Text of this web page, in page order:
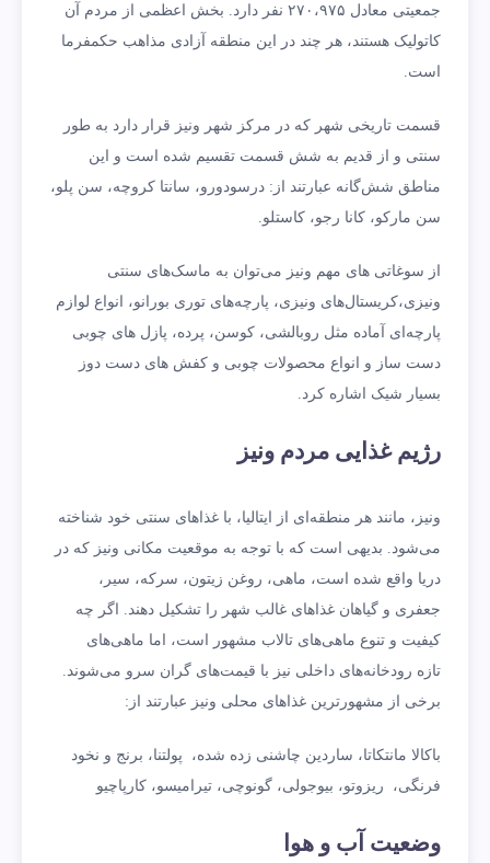
جمعیتی معادل ۲۷۰،۹۷۵ نفر دارد. بخش اعظمی از مردم آن
کاتولیک هستند، هر چند در این منطقه آزادی مذاهب حکمفرما
است.
قسمت تاریخی شهر که در مرکز شهر ونیز قرار دارد به طور
سنتی و از قدیم به شش قسمت تقسیم شده است و این
مناطق شش‌گانه عبارتند از: درسودورو، سانتا کروچه، سن پلو،
سن مارکو، کانا رجو، کاستلو.
از سوغاتی های مهم ونیز می‌توان به ماسک‌های سنتی
ونیزی،کریستال‌های ونیزی، پارچه‌های توری بورانو، انواع لوازم
پارچه‌ای آماده مثل روبالشی، کوسن، پرده، پازل‌ های چوبی
دست‌ ساز و انواع محصولات چوبی و کفش های دست‌ دوز
بسیار شیک اشاره کرد.
رژیم غذایی مردم ونیز
ونیز، مانند هر منطقه‌ای از ایتالیا، با غذاهای سنتی خود شناخته
می‌شود. بدیهی است که با توجه به موقعیت مکانی ونیز که در
دریا واقع شده است، ماهی، روغن زیتون، سرکه، سیر،
جعفری و گیاهان غذاهای غالب شهر را تشکیل دهند. اگر چه
کیفیت و تنوع ماهی‌های تالاب مشهور است، اما ماهی‌های
تازه رودخانه‌های داخلی نیز با قیمت‌های گران سرو می‌شوند.
برخی از مشهورترین غذاهای محلی ونیز عبارتند از:
باکالا مانتکاتا، ساردین چاشنی زده شده، پولتنا، برنج و نخود
فرنگی، ریزوتو، بیوجولی، گونوچی، تیرامیسو، کارپاچیو
وضعیت آب و هوا